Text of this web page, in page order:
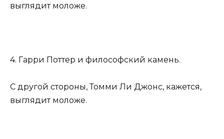
выглядит моложе.
4. Гарри Поттер и философский камень.
С другой стороны, Томми Ли Джонс, кажется,
выглядит моложе.